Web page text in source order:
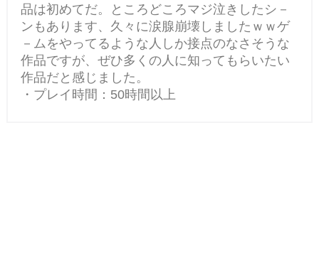
品は初めてだ。ところどころマジ泣きしたシ－
ンもあります、久々に涙腺崩壊しましたｗｗゲ
－ムをやってるような人しか接点のなさそうな
作品ですが、ぜひ多くの人に知ってもらいたい
作品だと感じました。
・プレイ時間：50時間以上